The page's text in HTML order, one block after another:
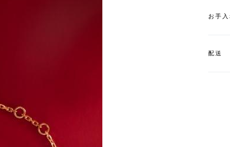
お手
配送